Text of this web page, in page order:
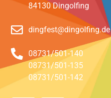
84130 Dingolfing
dingfest@dingolfing.de
08731/501-140
08731/501-135
08731/501-142